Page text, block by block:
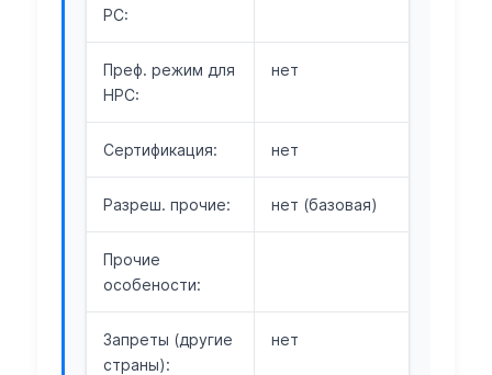
РС:
Преф. режим для
НРС:
нет
Сертификация: нет
Разреш. прочие: нет (базовая)
Прочие
особености:
Запреты (другие
страны):
нет